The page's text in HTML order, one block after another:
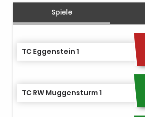
Spiele
TC Eggenstein 1
TC RW Muggensturm 1